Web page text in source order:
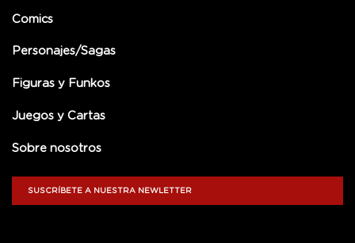
Comics
Personajes/Sagas
Figuras y Funkos
Juegos y Cartas
Sobre nosotros
SUSCRÍBETE A NUESTRA NEWLETTER